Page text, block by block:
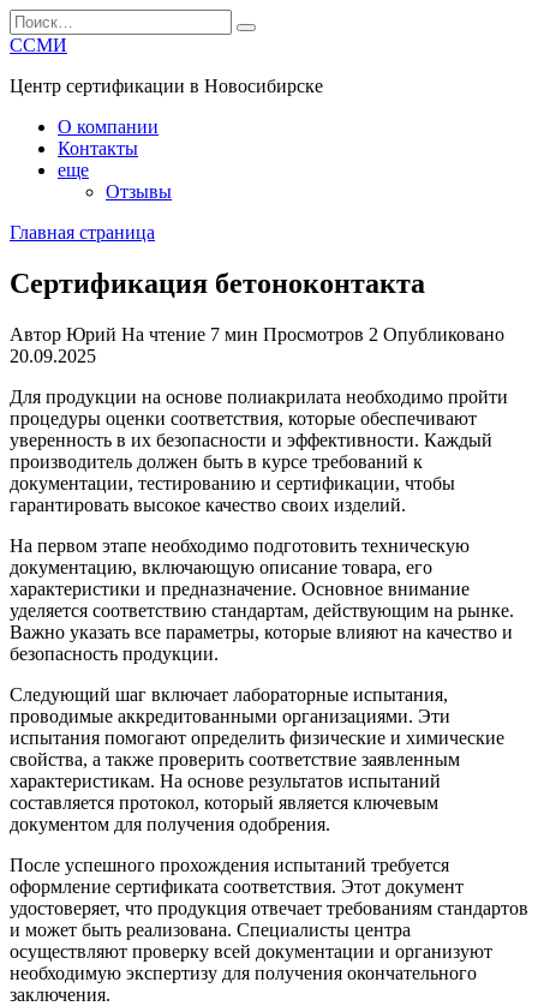
Перейти
к
Search
for:
ССМИ
Центр сертификации в Новосибирске
О компании
Контакты
еще
Отзывы
Главная страница
Сертификация бетоноконтакта
Автор Юрий На чтение 7 мин Просмотров 2 Опубликовано
20.09.2025
Для продукции на основе полиакрилата необходимо пройти
процедуры оценки соответствия, которые обеспечивают
уверенность в их безопасности и эффективности. Каждый
производитель должен быть в курсе требований к
документации, тестированию и сертификации, чтобы
гарантировать высокое качество своих изделий.
На первом этапе необходимо подготовить техническую
документацию, включающую описание товара, его
характеристики и предназначение. Основное внимание
уделяется соответствию стандартам, действующим на рынке.
Важно указать все параметры, которые влияют на качество и
безопасность продукции.
Следующий шаг включает лабораторные испытания,
проводимые аккредитованными организациями. Эти
испытания помогают определить физические и химические
свойства, а также проверить соответствие заявленным
характеристикам. На основе результатов испытаний
составляется протокол, который является ключевым
документом для получения одобрения.
После успешного прохождения испытаний требуется
оформление сертификата соответствия. Этот документ
удостоверяет, что продукция отвечает требованиям стандартов
и может быть реализована. Специалисты центра
осуществляют проверку всей документации и организуют
необходимую экспертизу для получения окончательного
заключения.